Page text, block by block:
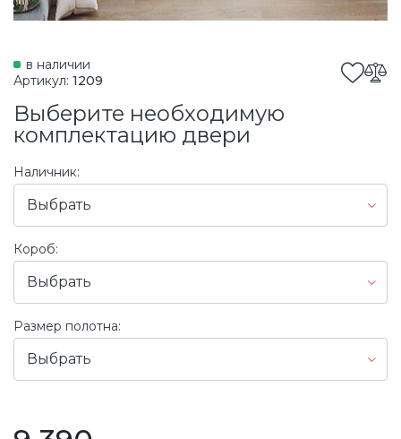
в наличии
Артикул: 1209
Выберите необходимую
комплектацию двери
Наличник:
Выбрать
Короб:
Выбрать
Размер полотна:
Выбрать